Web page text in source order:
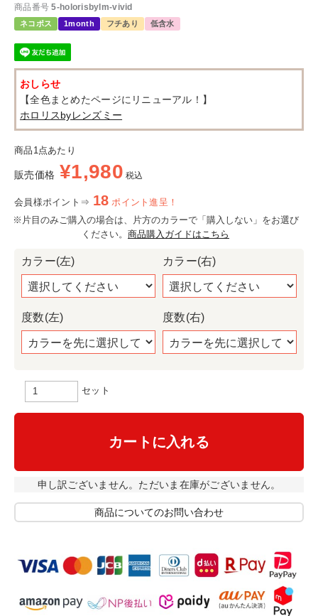
商品番号 5-holorisbylm-vivid
ネコポス 1month フチあり 低含水
おしらせ
【全色まとめたページにリニューアル！】
ホロリスbyレンズミー
商品1点あたり
販売価格 ¥1,980 税込
会員様ポイント⇒ 18 ポイント進呈！
※片目のみご購入の場合は、片方のカラーで「購入しない」をお選び
ください。 商品購入ガイドはこちら
カラー(左)
度数(左)
カラー(右)
度数(右)
セット
カートに入れる
申し訳ございません。ただいま在庫がございません。
商品についてのお問い合わせ